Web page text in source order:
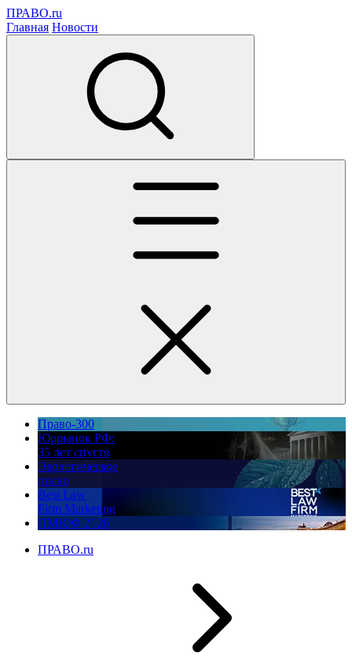
ПРАВО.ru
Главная Новости
Право-300
Юррынок РФ:
35 лет спустя
Экологическое
право
Best Law
Firm Marketing
ПМЮФ 2026
ПРАВО.ru